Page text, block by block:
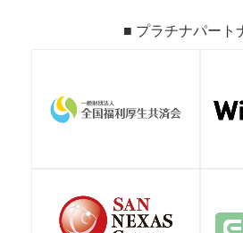
■ プラチナパート